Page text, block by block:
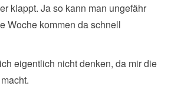
klappt. Ja so kann man ungefähr
Woche kommen da schnell
eigentlich nicht denken, da mir die